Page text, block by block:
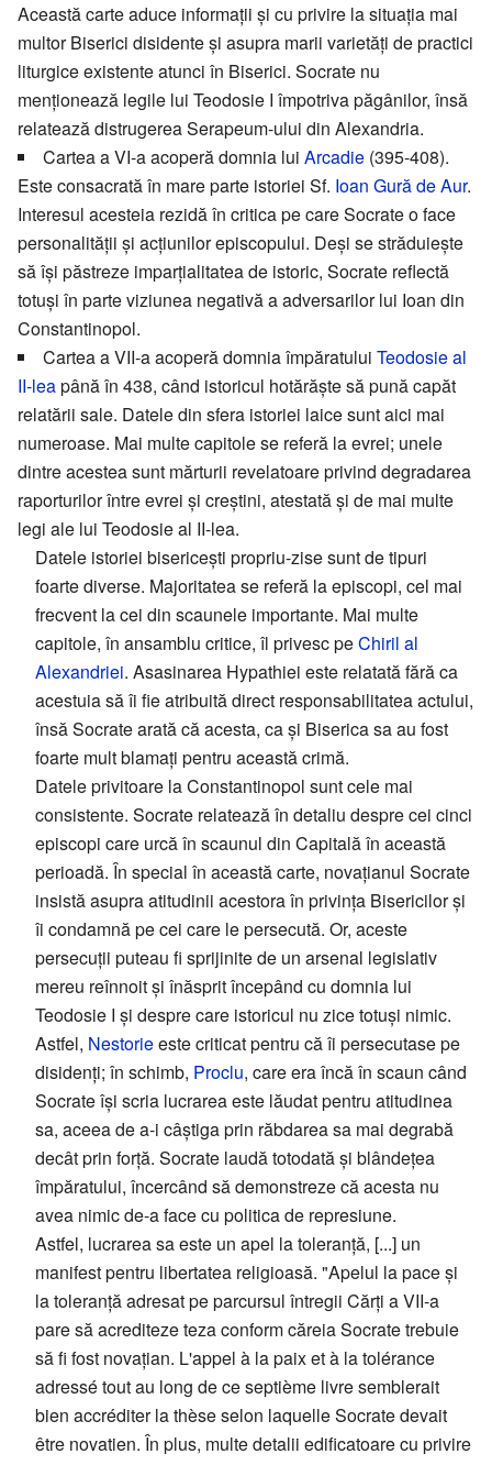
Această carte aduce informații și cu privire la situația mai
multor Biserici disidente și asupra marii varietăți de practici
liturgice existente atunci în Biserici. Socrate nu
menționează legile lui Teodosie I împotriva păgânilor, însă
relatează distrugerea Serapeum-ului din Alexandria.
Cartea a VI-a acoperă domnia lui Arcadie (395-408).
Este consacrată în mare parte istoriei Sf. Ioan Gură de Aur.
Interesul acesteia rezidă în critica pe care Socrate o face
personalității și acțiunilor episcopului. Deși se străduiește
să își păstreze imparțialitatea de istoric, Socrate reflectă
totuși în parte viziunea negativă a adversarilor lui Ioan din
Constantinopol.
Cartea a VII-a acoperă domnia împăratului Teodosie al
II-leapână în 438, când istoricul hotărăște să pună capăt
relatării sale. Datele din sfera istoriei laice sunt aici mai
numeroase. Mai multe capitole se referă la evrei; unele
dintre acestea sunt mărturii revelatoare privind degradarea
raporturilor între evrei și creștini, atestată și de mai multe
legi ale lui Teodosie al II-lea.
Datele istoriei bisericești propriu-zise sunt de tipuri
foarte diverse. Majoritatea se referă la episcopi, cel mai
frecvent la cei din scaunele importante. Mai multe
capitole, în ansamblu critice, îl privesc peChiril al
Alexandriei. Asasinarea Hypathiei este relatată fără ca
acestuia să îi fie atribuită direct responsabilitatea actului,
însă Socrate arată că acesta, ca și Biserica sa au fost
foarte mult blamați pentru această crimă.
Datele privitoare la Constantinopol sunt cele mai
consistente. Socrate relatează în detaliu despre cei cinci
episcopi care urcă în scaunul din Capitală în această
perioadă. În special în această carte, novațianul Socrate
insistă asupra atitudinii acestora în privința Bisericilor și
îi condamnă pe cei care le persecută. Or, aceste
persecuții puteau fi sprijinite de un arsenal legislativ
mereu reînnoit și înăsprit începând cu domnia lui
Teodosie I și despre care istoricul nu zice totuși nimic.
Astfel, Nestorieeste criticat pentru că îi persecutase pe
disidenți; în schimb, Proclu, care era încă în scaun când
Socrate își scria lucrarea este lăudat pentru atitudinea
sa, aceea de a-i câștiga prin răbdarea sa mai degrabă
decât prin forță. Socrate laudă totodată și blândețea
împăratului, încercând să demonstreze că acesta nu
avea nimic de-a face cu politica de represiune.
Astfel, lucrarea sa este un apel la toleranță, [...] un
manifest pentru libertatea religioasă. "Apelul la pace și
la toleranță adresat pe parcursul întregii Cărți a VII-a
pare să acrediteze teza conform căreia Socrate trebuie
să fi fost novațian. L'appel à la paix et à la tolérance
adressé tout au long de ce septième livre semblerait
bien accréditer la thèse selon laquelle Socrate devait
être novatien. În plus, multe detalii edificatoare cu privire